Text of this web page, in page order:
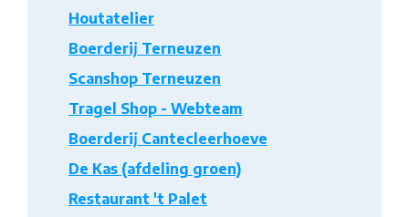
Houtatelier
Boerderij Terneuzen
Scanshop Terneuzen
Tragel Shop - Webteam
Boerderij Cantecleerhoeve
De Kas (afdeling groen)
Restaurant 't Palet